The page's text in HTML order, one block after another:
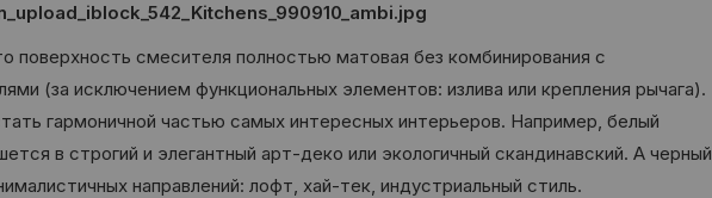
поверхность смесителя полностью матовая без комбинирования с
(за исключением функциональных элементов: излива или крепления рычага).
гармоничной частью самых интересных интерьеров. Например, белый
в строгий и элегантный арт-деко или экологичный скандинавский. А черный
направлений: лофт, хай-тек, индустриальный стиль.